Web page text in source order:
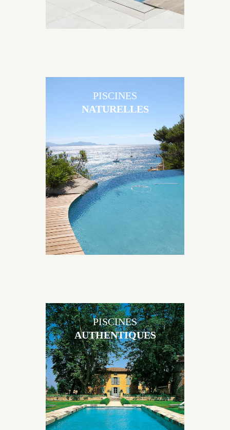
de nage, plage immergée,
débordement.
Les piscines en béton
naturelles Jacques Brens sont
originales, elles s’intègrent
parfaitement à leur
environnement grâce à un jeu
de volume et de matière sur-
mesure conçu par notre
bureau d’étude spécialisé.
PISCINES
NATURELLES
Les piscines en béton
authentiques Jacques Brens
se démarquent par la
noblesse des matériaux
utilisés pour garder un aspect
PISCINES
AUTHENTIQUES